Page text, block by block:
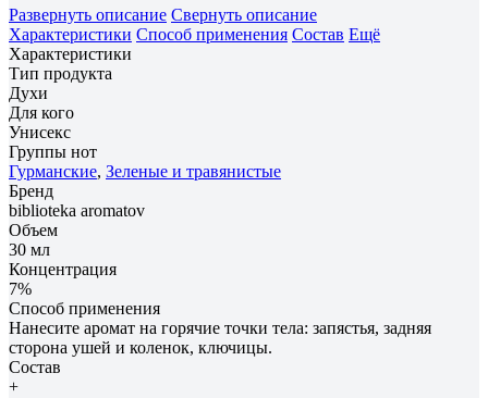
Развернуть описание Свернуть описание
Характеристики Способ применения Состав Ещё
Характеристики
Тип продукта
Духи
Для кого
Унисекс
Группы нот
Гурманские, Зеленые и травянистые
Бренд
biblioteka aromatov
Объем
30 мл
Концентрация
7%
Способ применения
Нанесите аромат на горячие точки тела: запястья, задняя
сторона ушей и коленок, ключицы.
Состав
+